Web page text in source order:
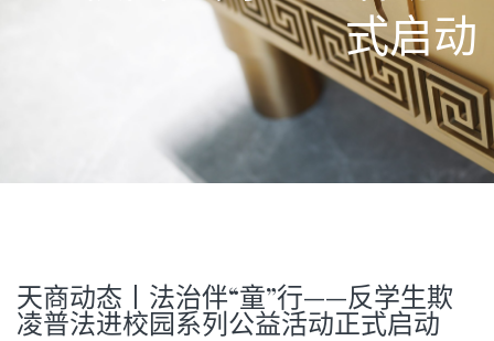
式启动
天商动态丨法治伴“童”行——反学生欺
凌普法进校园系列公益活动正式启动